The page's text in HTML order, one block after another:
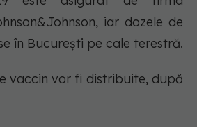
iar dozele de
în București pe cale terestră.
vaccin vor fi distribuite, după